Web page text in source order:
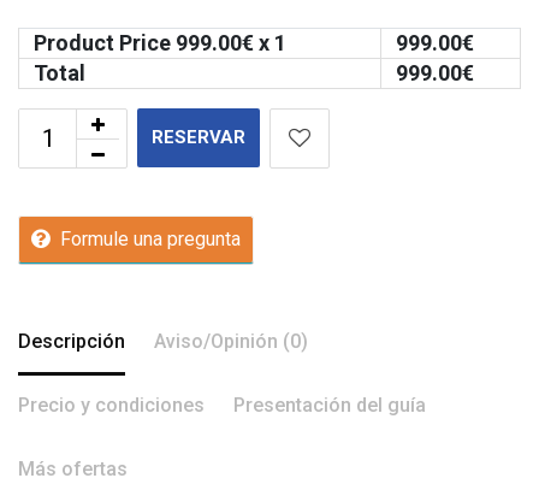
Product Price 999.00€ x 1 999.00€
Total
999.00€
RESERVAR
Formule una pregunta
Descripción Aviso/Opinión (0)
Precio y condiciones Presentación del guía
Más ofertas